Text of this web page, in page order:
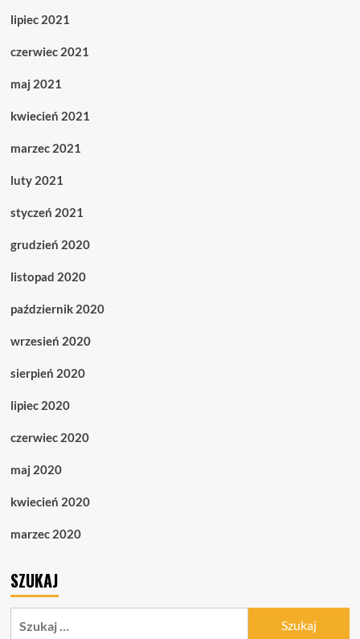
lipiec 2021
czerwiec 2021
maj 2021
kwiecień 2021
marzec 2021
luty 2021
styczeń 2021
grudzień 2020
listopad 2020
październik 2020
wrzesień 2020
sierpień 2020
lipiec 2020
czerwiec 2020
maj 2020
kwiecień 2020
marzec 2020
SZUKAJ